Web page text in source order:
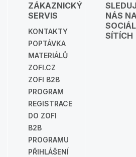
ZÁKAZNICKÝ
SERVIS
KONTAKTY
POPTÁVKA
MATERIÁLŮ
ZOFI.CZ
ZOFI B2B
PROGRAM
REGISTRACE
DO ZOFI
B2B
PROGRAMU
PŘIHLÁŠENÍ
NÁS
SÍTÍCH